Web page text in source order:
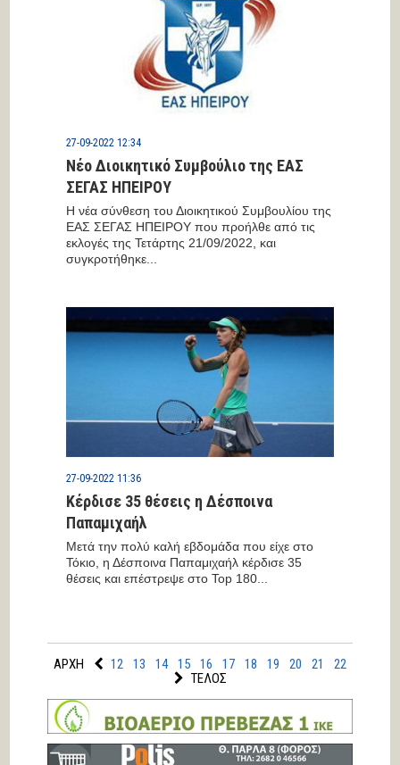
27-09-2022 12:34
Νέο Διοικητικό Συμβούλιο της ΕΑΣ
ΣΕΓΑΣ ΗΠΕΙΡΟΥ
Η νέα σύνθεση του Διοικητικού Συμβουλίου της
ΕΑΣ ΣΕΓΑΣ ΗΠΕΙΡΟΥ που προήλθε από τις
εκλογές της Τετάρτης 21/09/2022, και
συγκροτήθηκε...
27-09-2022 11:36
Κέρδισε 35 θέσεις η Δέσποινα
Παπαμιχαήλ
Μετά την πολύ καλή εβδομάδα που είχε στο
Τόκιο, η Δέσποινα Παπαμιχαήλ κέρδισε 35
θέσεις και επέστρεψε στο Top 180...
ΑΡΧΗ 12 13 14 15 16 17 18 19 20 21
22
ΤΕΛΟΣ